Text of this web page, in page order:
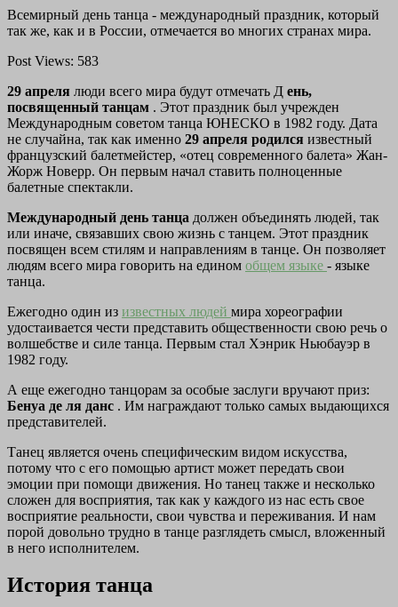
Всемирный день танца - международный праздник, который
так же, как и в России, отмечается во многих странах мира.
Post Views: 583
29 апреля люди всего мира будут отмечать Д ень,
посвященный танцам . Этот праздник был учрежден
Международным советом танца ЮНЕСКО в 1982 году. Дата
не случайна, так как именно 29 апреля родился известный
французский балетмейстер, «отец современного балета» Жан-
Жорж Новерр. Он первым начал ставить полноценные
балетные спектакли.
Международный день танца должен объединять людей, так
или иначе, связавших свою жизнь с танцем. Этот праздник
посвящен всем стилям и направлениям в танце. Он позволяет
людям всего мира говорить на едином общем языке - языке
танца.
Ежегодно один из известных людей мира хореографии
удостаивается чести представить общественности свою речь о
волшебстве и силе танца. Первым стал Хэнрик Ньюбауэр в
1982 году.
А еще ежегодно танцорам за особые заслуги вручают приз:
Бенуа де ля данс . Им награждают только самых выдающихся
представителей.
Танец является очень специфическим видом искусства,
потому что с его помощью артист может передать свои
эмоции при помощи движения. Но танец также и несколько
сложен для восприятия, так как у каждого из нас есть свое
восприятие реальности, свои чувства и переживания. И нам
порой довольно трудно в танце разглядеть смысл, вложенный
в него исполнителем.
История танца